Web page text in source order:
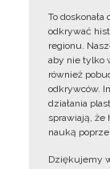
To
odkrywać
regionu.
aby nie tylko
również
odkrywców.
działania
sprawiają, że
nauką
Dziękujemy